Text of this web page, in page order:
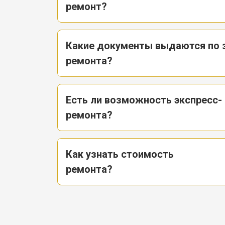
ремонт?
Какие документы выдаются по
ремонта?
Есть ли возможность экспресс-
ремонта?
Как узнать стоимость
ремонта?